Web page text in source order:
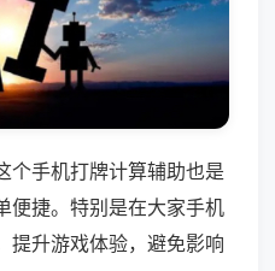
个手机打牌计算辅助也是
便捷。特别是在大家手机
提升游戏体验，避免影响